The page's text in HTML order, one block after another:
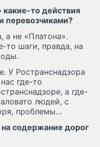
то действия
перевозчиками?
а не «Платона».
то шаги, правда, на
У Ространснадзора
где-то
а где-
людей, с
проблемы…
содержание дорог